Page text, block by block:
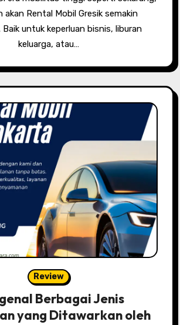
akan Rental Mobil Gresik semakin
untuk keperluan bisnis, liburan
keluarga, atau…
Review
Berbagai Jenis
yang Ditawarkan oleh